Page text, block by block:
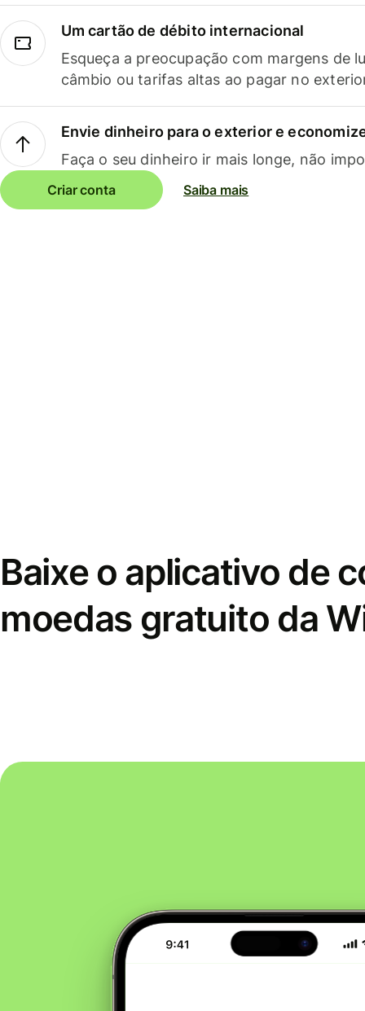
Um cartão de débito internacional
Esqueça a preocupação com margens de
câmbio ou tarifas altas ao pagar no
Envie dinheiro para o exterior e
Faça o seu dinheiro ir mais longe, não
Criar conta Saiba mais
Baixe o aplicativo de
moedas gratuito da